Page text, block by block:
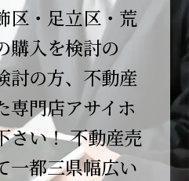
賜り、誠にありがとう
年2月1日をもちまし
とができました。
ことができましたの
だいているお客様、お
取引先の皆様、そして
の関係者の皆様のおか
謝申し上げます。
区・足立区・荒
購入を検討の
討の方、不動産
専門店アサイホ
さい！ 不動産売
一都三県幅広い